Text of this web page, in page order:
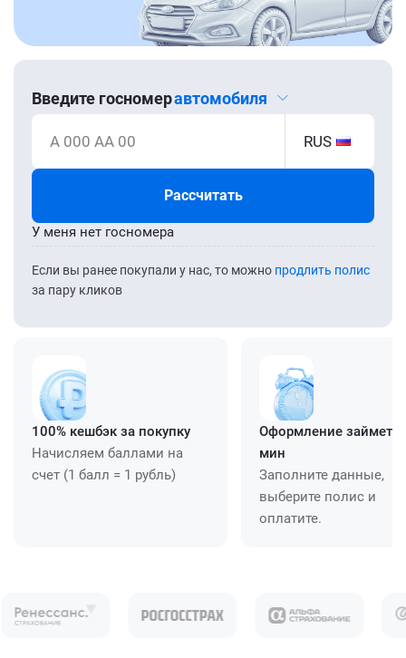
Введите госномеравтомобиля
А 000 АА 00 RUS
Рассчитать
Если вы ранее покупали у нас, то можно продлить полис
за пару кликов
У меня нет госномера
100% кешбэк за покупку
Начисляем баллами на
счет (1 балл = 1 рубль)
Оформление займет
мин
Заполните данные,
выберите полис и
оплатите.